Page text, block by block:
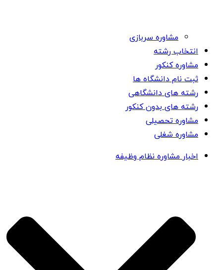
مشاوره سربازی
انتخاب رشته
مشاوره کنکور
ثبت نام دانشگاه ها
رشته های دانشگاهی
رشته های بدون کنکور
مشاوره تحصیلی
مشاوره شغلی
اخبار مشاوره نظام وظیفه